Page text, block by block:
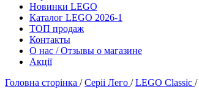
Новинки LEGO
Каталог LEGO 2026-1
TOП продаж
Контакты
О нас / Отзывы о магазине
Акції
Головна сторінка /Серіі Лего /LEGO Classic /